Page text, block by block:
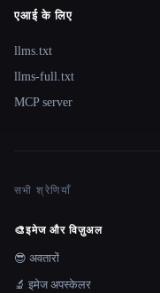
एआई के लिए
llms.txt
llms-full.txt
MCP server
सभी श्रेणियाँ
🎨इमेज और विज़ुअल
😎 अवतारों
🔬 इमेज अपस्केलर